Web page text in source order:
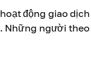
động giao dịch
Những người